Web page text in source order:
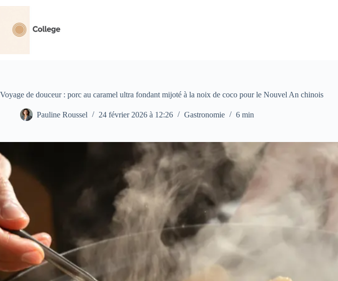
contenu
Voyage de douceur : porc au caramel ultra fondant mijoté à la noix de coco pour le Nouvel An chinois
Pauline Roussel 24 février 2026 à 12:26 Gastronomie 6 min